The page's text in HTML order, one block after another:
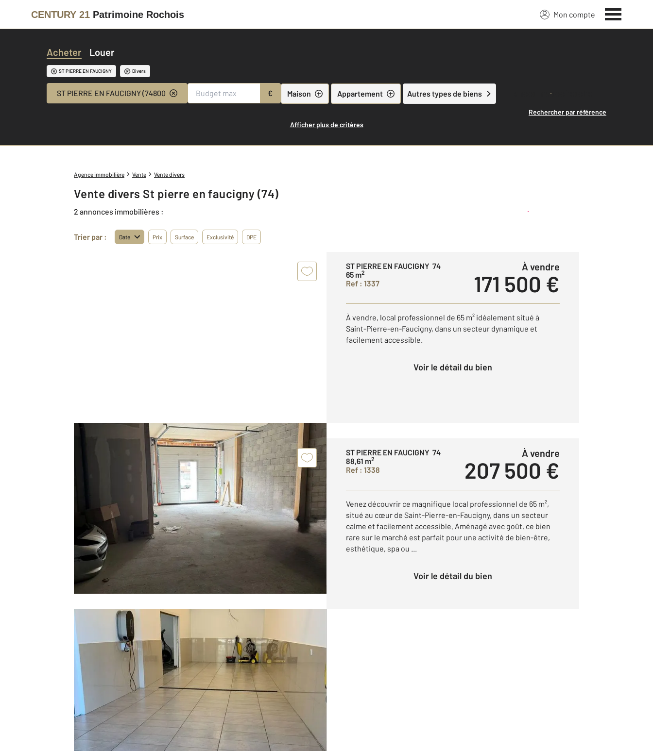
CENTURY 21 Patrimoine Rochois Mon compte
Acheter Louer
ST PIERRE EN FAUCIGNY Divers
ST PIERRE EN FAUCIGNY (74800) € Maison Appartement Autres types de biens Lancer ma recherche
Rechercher par référence
Afficher plus de critères
Agence immobilière Vente Vente divers
Vente divers St pierre en faucigny (74)
2 annonces immobilières : Créer une alerte
Trier par : Date Prix Surface Exclusivité DPE
ST PIERRE EN FAUCIGNY 74
65 m2
Ref : 1337
à vendre
171 500 €
À vendre, local professionnel de 65 m² idéalement situé à
Saint-Pierre-en-Faucigny, dans un secteur dynamique et
facilement accessible.
Voir le détail du bien
ST PIERRE EN FAUCIGNY 74
88,61 m2
Ref : 1338
à vendre
207 500 €
Venez découvrir ce magnifique local professionnel de 65 m²,
situé au cœur de Saint-Pierre-en-Faucigny, dans un secteur
calme et facilement accessible. Aménagé avec goût, ce bien
rare sur le marché est parfait pour une activité de bien-être,
esthétique, spa ou ...
Voir le détail du bien